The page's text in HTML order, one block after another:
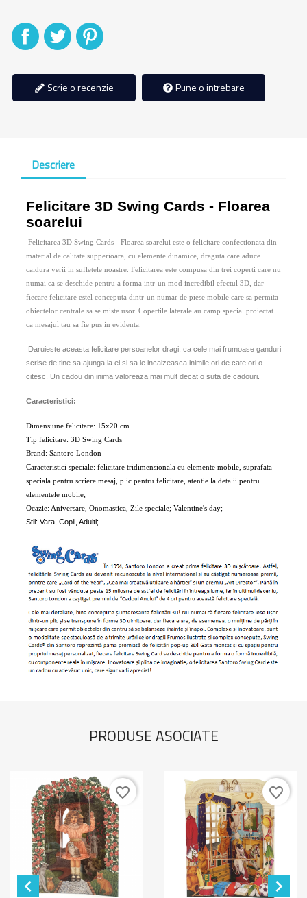
DistribuitiTweet
Scrie o recenzie Pune o intrebare
Descriere
Felicitare 3D Swing Cards - Floarea
soarelui
Felicitarea 3D Swing Cards - Floarea soarelui este o felicitare confectionata din
material de calitate supperioara, cu elemente dinamice, draguta care aduce
caldura verii in sufletele noastre. Felicitarea este compusa din trei coperti care nu
numai ca se deschide pentru a forma intr-un mod incredibil efectul 3D, dar
fiecare felicitare estel conceputa dintr-un numar de piese mobile care sa permita
obiectelor centrale sa se miste usor. Copertile laterale au camp special proiectat
ca mesajul tau sa fie pus in evidenta.
Daruieste aceasta felicitare persoanelor dragi, ca cele mai frumoase ganduri
scrise de tine sa ajunga la ei si sa le incalzeasca inimile ori de cate ori o
citesc. Un cadou din inima valoreaza mai mult decat o suta de cadouri.
Caracteristici:
Dimensiune felicitare: 15x20 cm
Tip felicitare: 3D Swing Cards
Brand: Santoro London
Caracteristici speciale: felicitare tridimensionala cu elemente mobile, suprafata
speciala pentru scriere mesaj, plic pentru felicitare, atentie la detalii pentru
elementele mobile;
Ocazie: Aniversare, Onomastica, Zile speciale; Valentine's day;
Stil: Vara, Copii, Adulti;
PRODUSE ASOCIATE

favorite_border favorite_border
